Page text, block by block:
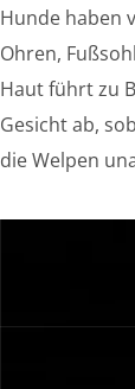
Hunde haben
Ohren,
Haut führt zu
Gesicht ab,
die Welpen